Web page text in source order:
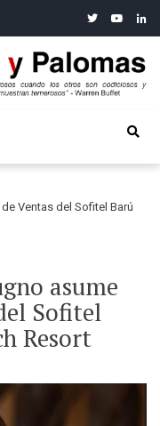
twitteryoutube
Ventas del Sofitel Barú
asume
Sofitel
Resort